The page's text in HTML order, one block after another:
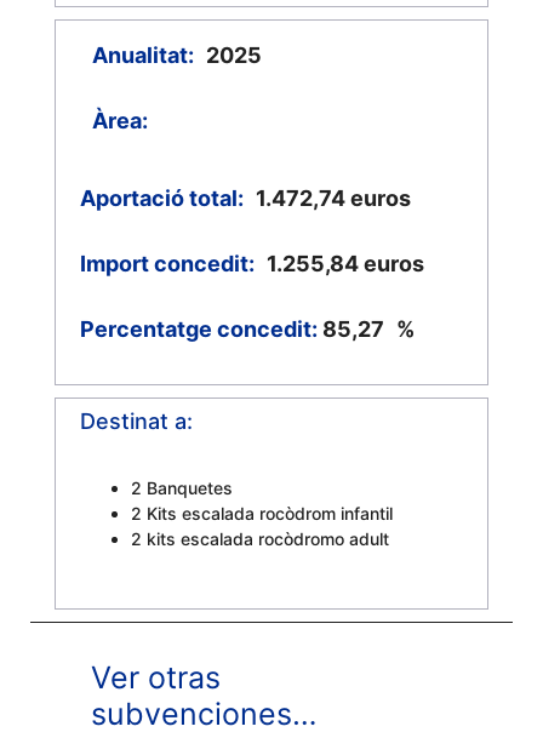
Anualitat: 2025
Àrea:
Aportació total: 1.472,74 euros
Import concedit: 1.255,84 euros
Percentatge concedit: 85,27 %
Destinat a:
2 Banquetes
2 Kits escalada rocòdrom infantil
2 kits escalada rocòdromo adult
Ver otras
subvenciones…